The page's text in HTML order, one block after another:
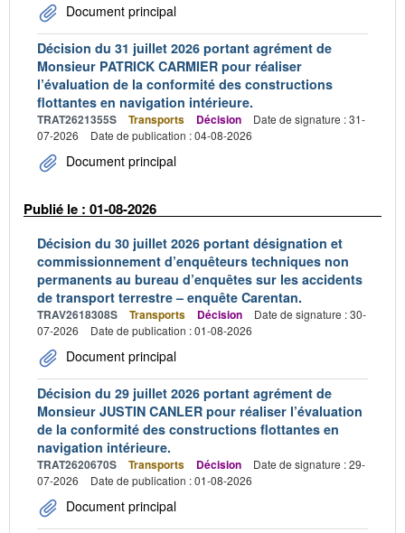
Document principal
Décision du 31 juillet 2026 portant agrément de
Monsieur PATRICK CARMIER pour réaliser
l’évaluation de la conformité des constructions
flottantes en navigation intérieure.
TRAT2621355S Transports Décision
Date de signature : 31-
07-2026
Date de publication : 04-08-2026
Document principal
Publié le : 01-08-2026
Décision du 30 juillet 2026 portant désignation et
commissionnement d’enquêteurs techniques non
permanents au bureau d’enquêtes sur les accidents
de transport terrestre – enquête Carentan.
TRAV2618308S Transports Décision
Date de signature : 30-
07-2026
Date de publication : 01-08-2026
Document principal
Décision du 29 juillet 2026 portant agrément de
Monsieur JUSTIN CANLER pour réaliser l’évaluation
de la conformité des constructions flottantes en
navigation intérieure.
TRAT2620670S Transports Décision
Date de signature : 29-
07-2026
Date de publication : 01-08-2026
Document principal